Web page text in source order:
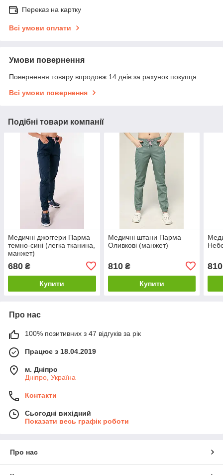
Переказ на картку
Всі умови оплати
Умови повернення
Повернення товару впродовж 14 днів за рахунок покупця
Всі умови повернення
Подібні товари компанії
Медичні джоггери Парма
темно-сині (легка тканина,
манжет)
680 ₴
Купити
Медичні штани Парма
Оливкові (манжет)
810₴
Купити
810
Про нас
100% позитивних з 47 відгуків за рік
Працює з 18.04.2019
м. Дніпро
Дніпро, Україна
Контакти
Сьогодні вихідний
Показати весь графік роботи
Про нас